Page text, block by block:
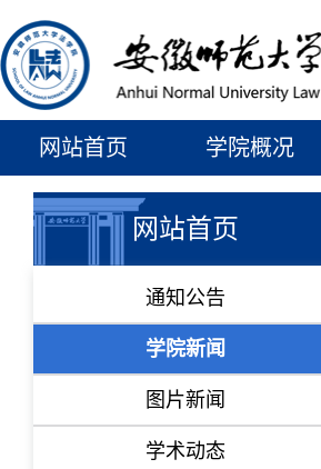
网站首页 学院概况
网站首页
通知公告
学院新闻
图片新闻
学术动态